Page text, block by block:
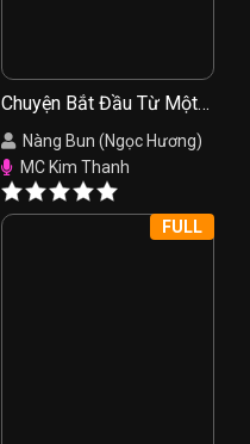
Chuyện Bắt Đầu Từ Một
Nụ Hồng
Nàng Bun (Ngọc Hương)
MC Kim Thanh
FULL